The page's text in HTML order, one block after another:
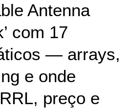
Antenna
com 17
— arrays,
e onde
preço e